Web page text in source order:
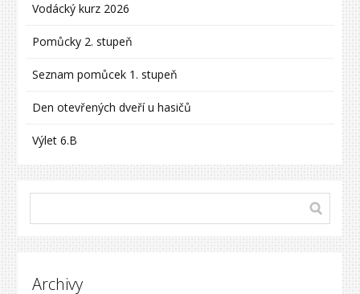
Vodácký kurz 2026
Pomůcky 2. stupeň
Seznam pomůcek 1. stupeň
Den otevřených dveří u hasičů
Výlet 6.B
Archivy